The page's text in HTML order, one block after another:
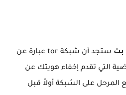
ستجد أن شبكة tor عبارة عن
التي تقدم إخفاء هويتك عن
المرحل على الشبكة أولاً قبل